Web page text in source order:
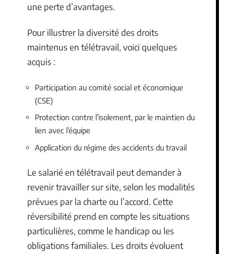
une perte d’avantages.
Pour illustrer la diversité des droits
maintenus en télétravail, voici quelques
acquis :
Participation au comité social et économique
(CSE)
Protection contre l’isolement, par le maintien du
lien avec l’équipe
Application du régime des accidents du travail
Le salarié en télétravail peut demander à
revenir travailler sur site, selon les modalités
prévues par la charte ou l’accord. Cette
réversibilité prend en compte les situations
particulières, comme le handicap ou les
obligations familiales. Les droits évoluent